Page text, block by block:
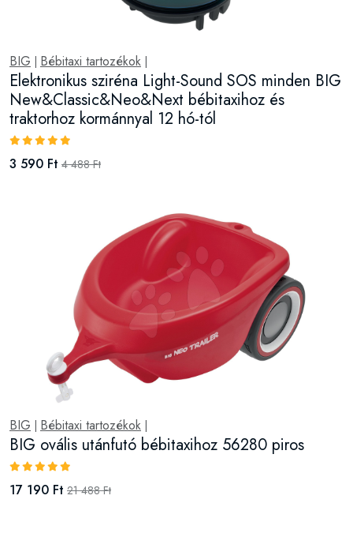
BIG Bébitaxi tartozékok
Elektronikus sziréna Light-Sound SOS minden BIG
New&Classic&Neo&Next bébitaxihoz és
traktorhoz kormánnyal 12 hó-tól
3 590 Ft 4 488 Ft
BIG Bébitaxi tartozékok
BIG ovális utánfutó bébitaxihoz 56280 piros
17 190 Ft 21 488 Ft